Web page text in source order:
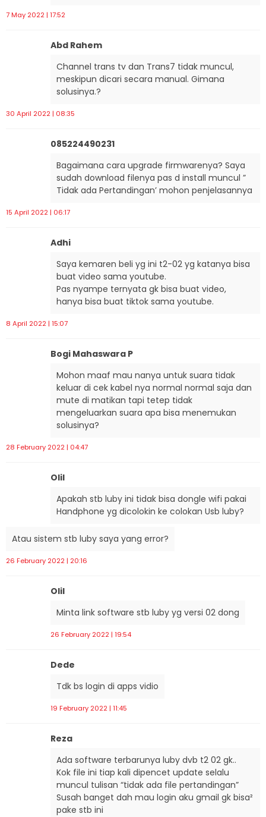
7 May 2022 | 17:52
Abd Rahem
Channel trans tv dan Trans7 tidak muncul,
meskipun dicari secara manual. Gimana
solusinya.?
30 April 2022 | 08:35
085224490231
Bagaimana cara upgrade firmwarenya? Saya
sudah download filenya pas d install muncul ”
Tidak ada Pertandingan’ mohon penjelasannya
15 April 2022 | 06:17
Adhi
Saya kemaren beli yg ini t2-02 yg katanya bisa
buat video sama youtube.
Pas nyampe ternyata gk bisa buat video,
hanya bisa buat tiktok sama youtube.
8 April 2022 | 15:07
Bogi Mahaswara P
Mohon maaf mau nanya untuk suara tidak
keluar di cek kabel nya normal normal saja dan
mute di matikan tapi tetep tidak
mengeluarkan suara apa bisa menemukan
solusinya?
28 February 2022 | 04:47
Olil
Apakah stb luby ini tidak bisa dongle wifi pakai
Handphone yg dicolokin ke colokan Usb luby?
Atau sistem stb luby saya yang error?
26 February 2022 | 20:16
Olil
Minta link software stb luby yg versi 02 dong
26 February 2022 | 19:54
Dede
Tdk bs login di apps vidio
19 February 2022 | 11:45
Reza
Ada software terbarunya luby dvb t2 02 gk..
Kok file ini tiap kali dipencet update selalu
muncul tulisan “tidak ada file pertandingan”
Susah banget dah mau login aku gmail gk bisa²
pake stb ini